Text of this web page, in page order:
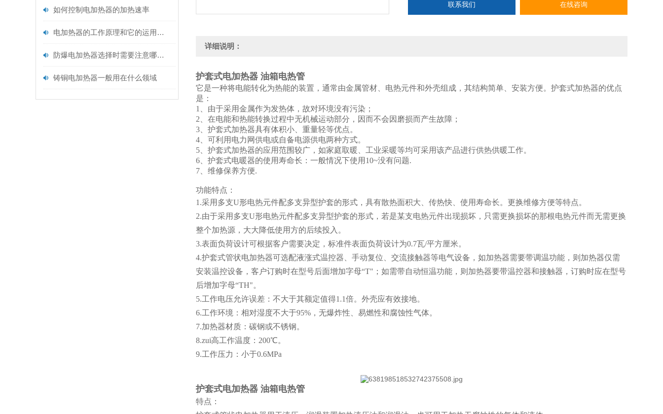
如何控制电加热器的加热速率
电加热器的工作原理和它的运用范围
防爆电加热器选择时需要注意哪些事项
铸铜电加热器一般用在什么领域
联系我们 在线咨询
详细说明：
护套式电加热器 油箱电热管
它是一种将电能转化为热能的装置，通常由金属管材、电热元件和外壳组成，其结构简单、安装方便。护套式加热器的优点
是：
1、由于采用金属作为发热体，故对环境没有污染；
2、在电能和热能转换过程中无机械运动部分，因而不会因磨损而产生故障；
3、护套式加热器具有体积小、重量轻等优点。
4、可利用电力网供电或自备电源供电两种方式。
5、护套式加热器的应用范围较广，如家庭取暖、工业采暖等均可采用该产品进行供热供暖工作。
6、护套式电暖器的使用寿命长：一般情况下使用10~没有问题.
7、维修保养方便.
功能特点：
1.采用多支U形电热元件配多支异型护套的形式，具有散热面积大、传热快、使用寿命长。更换维修方便等特点。
2.由于采用多支U形电热元件配多支异型护套的形式，若是某支电热元件出现损坏，只需更换损坏的那根电热元件而无需更换
整个加热源，大大降低使用方的后续投入。
3.表面负荷设计可根据客户需要决定，标准件表面负荷设计为0.7瓦/平方厘米。
4.护套式管状电加热器可选配液涨式温控器、手动复位、交流接触器等电气设备，如加热器需要带调温功能，则加热器仅需
安装温控设备，客户订购时在型号后面增加字母“T"；如需带自动恒温功能，则加热器要带温控器和接触器，订购时应在型号
后增加字母“TH"。
5.工作电压允许误差：不大于其额定值得1.1倍。外壳应有效接地。
6.工作环境：相对湿度不大于95%，无爆炸性、易燃性和腐蚀性气体。
7.加热器材质：碳钢或不锈钢。
8.zui高工作温度：200℃。
9.工作压力：小于0.6MPa
护套式电加热器 油箱电热管
特点：